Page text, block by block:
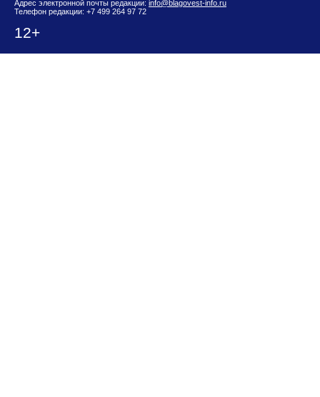
Адрес электронной почты редакции: info@blagovest-info.ru
Телефон редакции: +7 499 264 97 72
12+